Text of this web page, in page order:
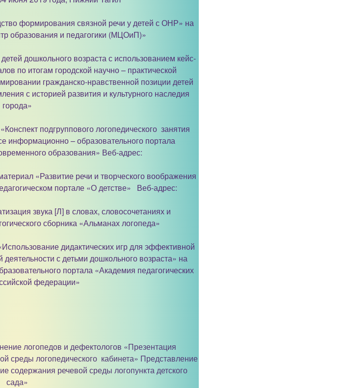
формирования связной речи у детей с ОНР» на
образования и педагогики (МЦОиП)»
дошкольного возраста с использованием кейс-
по итогам городской научно – практической
гражданско-нравственной позиции детей
с историей развития и культурного наследия
города»
подгруппового логопедического занятия
информационно – образовательного портала
образования» Веб-адрес:
«Развитие речи и творческого воображения
портале «О детстве» Веб-адрес:
звука [Л] в словах, словосочетаниях и
сборника «Альманах логопеда»
дидактических игр для эффективной
с детьми дошкольного возраста» на
портала «Академия педагогических
федерации»
логопедов и дефектологов «Презентация
среды логопедического кабинета» Представление
содержания речевой среды логопункта детского
сада»